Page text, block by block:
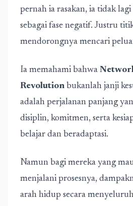
pernah ia rasakan, ia tidak
sebagai fase negatif. Justru
mendorongnya mencari
Ia memahami bahwa
Revolution bukanlah janji
adalah perjalanan panjang
disiplin, komitmen, serta
belajar dan beradaptasi.
Namun bagi mereka yang
menjalani prosesnya,
arah hidup secara